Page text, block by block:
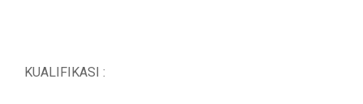
KUALIFIKASI :